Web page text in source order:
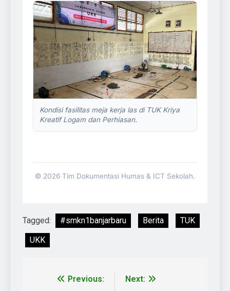
Kondisi fasilitas meja kerja las di TUK Kriya
Kreatif Logam dan Perhiasan.
© 2026 Tim Dokumentasi Humas & ICT Sekolah.
Tagged: #smkn1banjarbaru Berita
TUK
UKK
Previous:
Next: